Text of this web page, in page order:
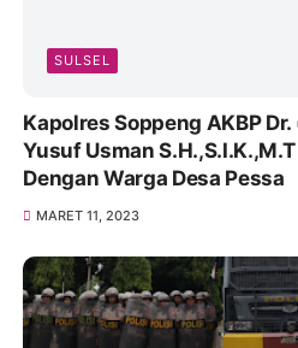
SULSEL
Kapolres Soppeng AKBP
Yusuf Usman
Dengan Warga Desa Pessa
MARET 11, 2023